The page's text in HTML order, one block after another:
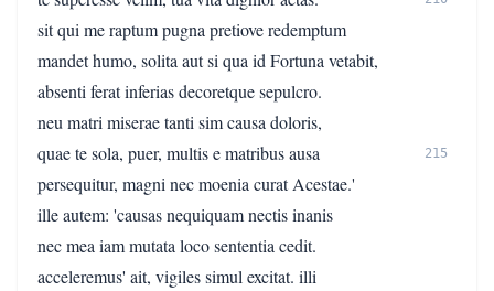
sit qui me raptum pugna pretiove redemptum
mandet humo, solita aut si qua id Fortuna vetabit,
absenti ferat inferias decoretque sepulcro.
neu matri miserae tanti sim causa doloris,
quae te sola, puer, multis e matribus ausa
215
persequitur, magni nec moenia curat Acestae.'
ille autem: 'causas nequiquam nectis inanis
nec mea iam mutata loco sententia cedit.
acceleremus' ait, vigiles simul excitat. illi